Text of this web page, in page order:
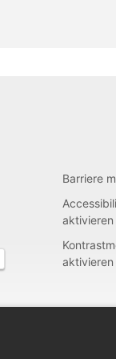
Barriere
aktivieren
aktivieren